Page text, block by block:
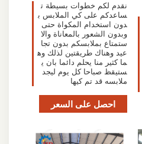
نقدم لكم خطوات بسيطة ت
ساعدكم على كي الملابس ب
دون استخدام المكواة حتى
وبدون الشعور بالمعاناة والا
ستمتاع بملابسكم بدون تجا
عيد وهناك طريقتين لذلك وه
ما كثير منا يحلم دائما بان ي
ستيقظ صباحا كل يوم ليجد
ملابسه قد تم كيها
احصل على السعر